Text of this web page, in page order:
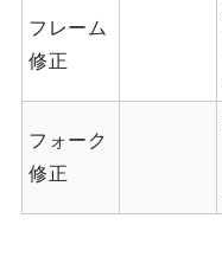
フレーム
修正
フォーク
修正